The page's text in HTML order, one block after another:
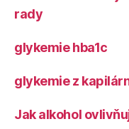
rady
glykemie hba1c
glykemie z
Jak alkohol